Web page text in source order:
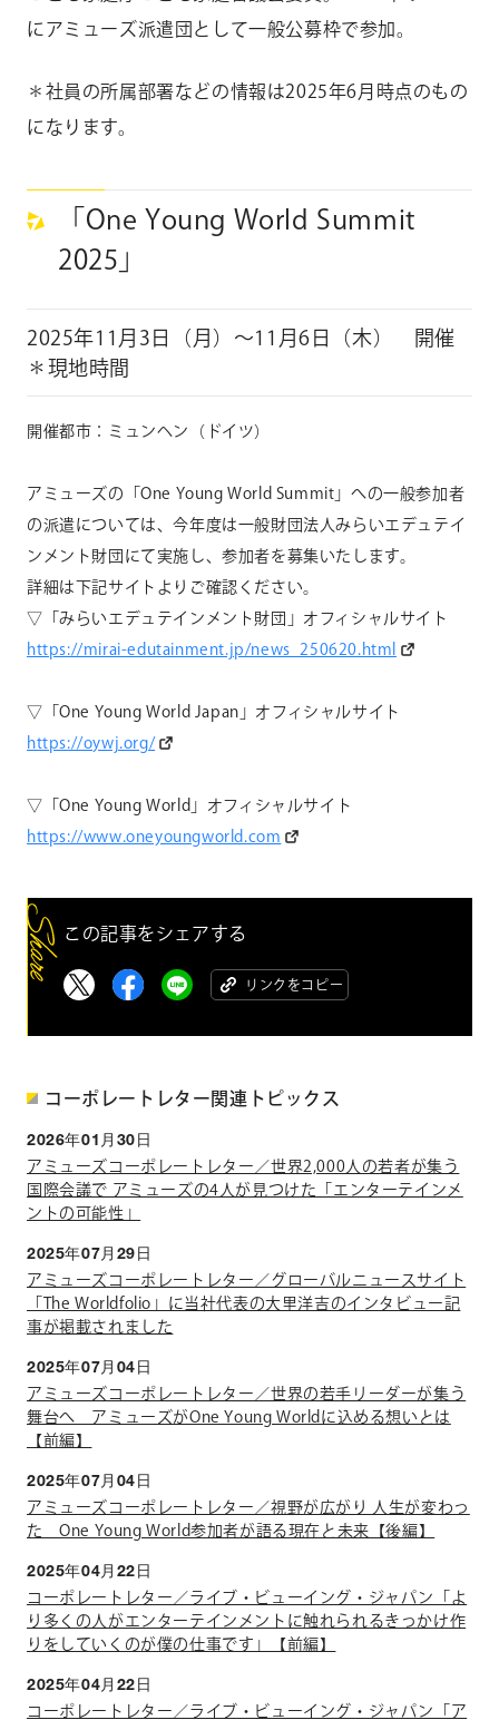
にアミューズ派遣団として一般公募枠で参加。
＊ 社員の所属部署などの情報は2025年6月時点のもの
になります。
「One Young World Summit
2025」
2025年11月3日（月）～11月6日（木） 開催
＊現地時間
開催都市：ミュンヘン（ドイツ）
アミューズの「One Young World Summit」への一般参加者
の派遣については、今年度は一般財団法人みらいエデュテイ
ンメント財団にて実施し、参加者を募集いたします。
詳細は下記サイトよりご確認ください。
▽「みらいエデュテインメント財団」オフィシャルサイト
https://mirai-edutainment.jp/news_250620.html
▽「One Young World Japan」オフィシャルサイト
https://oywj.org/
▽「One Young World」オフィシャルサイト
https://www.oneyoungworld.com
この記事をシェアする
リンクをコピー
コーポレートレター関連トピックス
2026年01月30日
アミューズコーポレートレター／世界2,000人の若者が集う
国際会議で アミューズの4人が見つけた「エンターテインメ
ントの可能性」
2025年07月29日
アミューズコーポレートレター／グローバルニュースサイト
「The Worldfolio」に当社代表の大里洋吉のインタビュー記
事が掲載されました
2025年07月04日
アミューズコーポレートレター／世界の若手リーダーが集う
舞台へ アミューズがOne Young Worldに込める想いとは
【前編】
2025年07月04日
アミューズコーポレートレター／視野が広がり 人生が変わっ
た One Young World参加者が語る現在と未来【後編】
2025年04月22日
コーポレートレター／ライブ・ビューイング・ジャパン「よ
り多くの人がエンターテインメントに触れられるきっかけ作
りをしていくのが僕の仕事です」【前編】
2025年04月22日
コーポレートレター／ライブ・ビューイング・ジャパン「ア